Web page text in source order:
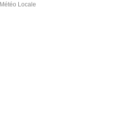
Météo Locale